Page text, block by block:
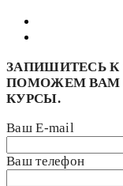
ЗАПИШИТЕСЬ
ПОМОЖЕМ ВАМ
КУРСЫ.
Ваш E-mail
Ваш телефон